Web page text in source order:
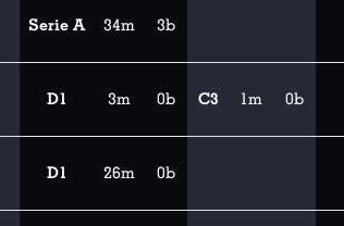
Serie A 34m 3b
D1 3m 0b C3 1m 0b
D1 26m 0b